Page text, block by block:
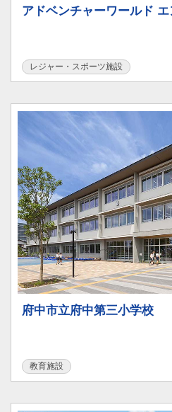
アドベンチャーワールド
レジャー・スポーツ施設
府中市立府中第三小学校
教育施設